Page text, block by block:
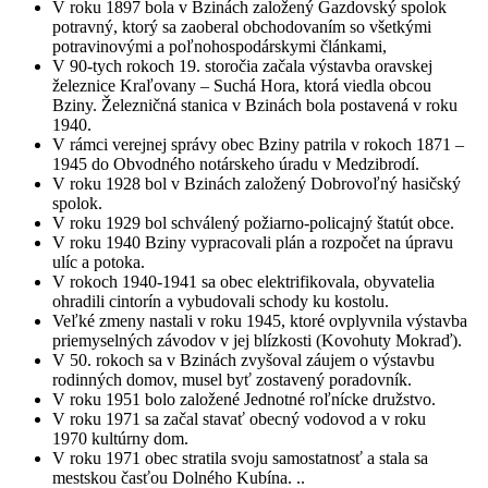
V roku 1897 bola v Bzinách založený Gazdovský spolok
potravný, ktorý sa zaoberal obchodovaním so všetkými
potravinovými a poľnohospodárskymi článkami,
V 90-tych rokoch 19. storočia začala výstavba oravskej
železnice Kraľovany – Suchá Hora, ktorá viedla obcou
Bziny. Železničná stanica v Bzinách bola postavená v roku
1940.
V rámci verejnej správy obec Bziny patrila v rokoch 1871 –
1945 do Obvodného notárskeho úradu v Medzibrodí.
V roku 1928 bol v Bzinách založený Dobrovoľný hasičský
spolok.
V roku 1929 bol schválený požiarno-policajný štatút obce.
V roku 1940 Bziny vypracovali plán a rozpočet na úpravu
ulíc a potoka.
V rokoch 1940-1941 sa obec elektrifikovala, obyvatelia
ohradili cintorín a vybudovali schody ku kostolu.
Veľké zmeny nastali v roku 1945, ktoré ovplyvnila výstavba
priemyselných závodov v jej blízkosti (Kovohuty Mokraď).
V 50. rokoch sa v Bzinách zvyšoval záujem o výstavbu
rodinných domov, musel byť zostavený poradovník.
V roku 1951 bolo založené Jednotné roľnícke družstvo.
V roku 1971 sa začal stavať obecný vodovod a v roku
1970 kultúrny dom.
V roku 1971 obec stratila svoju samostatnosť a stala sa
mestskou časťou Dolného Kubína. ..